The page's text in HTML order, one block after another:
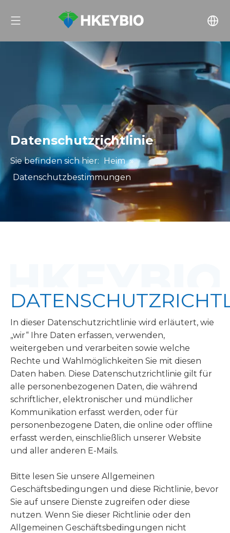
Datenschutzrichtlinie
Sie befinden sich hier: Heim »
Datenschutzbestimmungen
In dieser Datenschutzrichtlinie wird erläutert, wie
„wir“ Ihre Daten erfassen, verwenden,
weitergeben und verarbeiten sowie welche
Rechte und Wahlmöglichkeiten Sie mit diesen
Daten haben. Diese Datenschutzrichtlinie gilt für
alle personenbezogenen Daten, die während
schriftlicher, elektronischer und mündlicher
Kommunikation erfasst werden, oder für
personenbezogene Daten, die online oder offline
erfasst werden, einschließlich unserer Website
und aller anderen E-Mails.
Bitte lesen Sie unsere Allgemeinen
Geschäftsbedingungen und diese Richtlinie, bevor
Sie auf unsere Dienste zugreifen oder diese
nutzen. Wenn Sie dieser Richtlinie oder den
Allgemeinen Geschäftsbedingungen nicht